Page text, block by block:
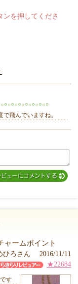
ンを押してくださ
飛んでいますね。
ャームポイント
ひろさん 2016/11/11
★22684
す